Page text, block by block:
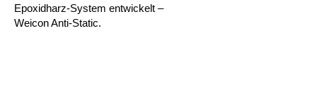
Epoxidharz-System entwickelt –
Weicon Anti-Static.